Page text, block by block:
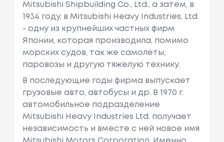
Mitsubishi Shipbuilding Co., Ltd., а затем, в
1934 году, в Mitsubishi Heavy Industries, Ltd.
- одну из крупнейших частных фирм
Японии, которая производила, помимо
морских судов, так же самолеты,
паровозы и другую тяжелую технику.
В последующие годы фирма выпускает
грузовые авто, автобусы и др. В 1970 г.
автомобильное подразделение
Mitsubishi Heavy Industries Ltd. получает
независимость и вместе с ней новое имя